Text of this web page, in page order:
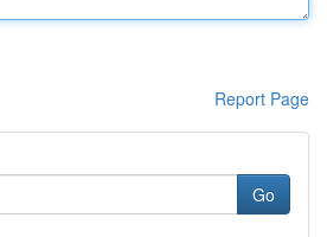
Report Page
Go